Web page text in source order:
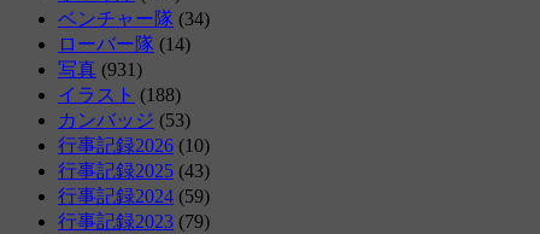
ベンチャー隊 (34)
ローバー隊 (14)
写真 (931)
イラスト (188)
カンバッジ (53)
行事記録2026 (10)
行事記録2025 (43)
行事記録2024 (59)
行事記録2023 (79)